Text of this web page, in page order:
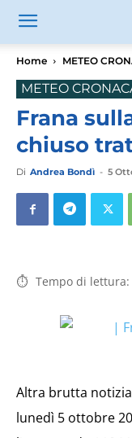
Home METEO
METEO
Frana
chiuso
Di Andrea Bondì - 5
Tempo di lettura:
Altra brutta notizia
lunedì 5 ottobre